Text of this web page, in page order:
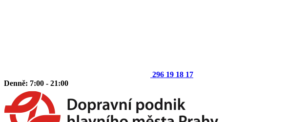
296 19 18 17
Denně: 7:00 - 21:00